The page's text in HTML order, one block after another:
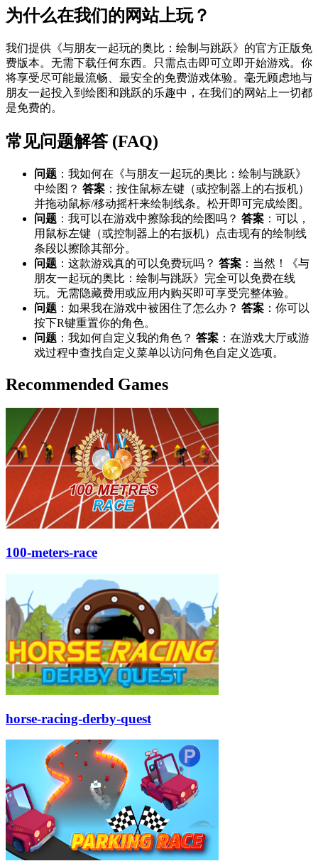
为什么在我们的网站上玩？
我们提供《与朋友一起玩的奥比：绘制与跳跃》的官方正版免
费版本。无需下载任何东西。只需点击即可立即开始游戏。你
将享受尽可能最流畅、最安全的免费游戏体验。毫无顾虑地与
朋友一起投入到绘图和跳跃的乐趣中，在我们的网站上一切都
是免费的。
常见问题解答 (FAQ)
问题 ：我如何在《与朋友一起玩的奥比：绘制与跳跃》
中绘图？ 答案 ：按住鼠标左键（或控制器上的右扳机）
并拖动鼠标/移动摇杆来绘制线条。松开即可完成绘图。
问题 ：我可以在游戏中擦除我的绘图吗？ 答案 ：可以，
用鼠标左键（或控制器上的右扳机）点击现有的绘制线
条段以擦除其部分。
问题 ：这款游戏真的可以免费玩吗？ 答案 ：当然！《与
朋友一起玩的奥比：绘制与跳跃》完全可以免费在线
玩。无需隐藏费用或应用内购买即可享受完整体验。
问题 ：如果我在游戏中被困住了怎么办？ 答案 ：你可以
按下R键重置你的角色。
问题 ：我如何自定义我的角色？ 答案 ：在游戏大厅或游
戏过程中查找自定义菜单以访问角色自定义选项。
Recommended Games
100-meters-race
horse-racing-derby-quest